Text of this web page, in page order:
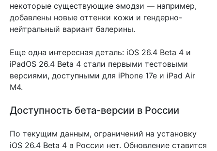
некоторые существующие эмодзи — например,
добавлены новые оттенки кожи и гендерно-
нейтральный вариант балерины.
Еще одна интересная деталь: iOS 26.4 Beta 4 и
iPadOS 26.4 Beta 4 стали первыми тестовыми
версиями, доступными для iPhone 17e и iPad Air
M4.
Доступность бета-версии в России
По текущим данным, ограничений на установку
iOS 26.4 Beta 4 в России нет. Обновление ставится